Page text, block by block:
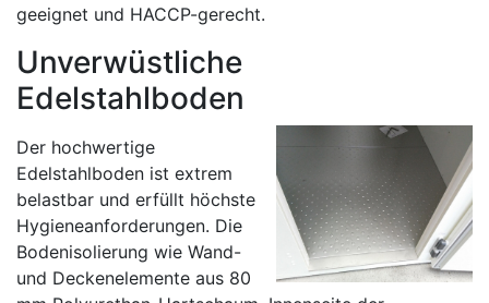
geeignet und HACCP-gerecht.
Unverwüstliche
Edelstahlboden
Der hochwertige
Edelstahlboden ist extrem
belastbar und erfüllt höchste
Hygieneanforderungen. Die
Bodenisolierung wie Wand-
und Deckenelemente aus 80